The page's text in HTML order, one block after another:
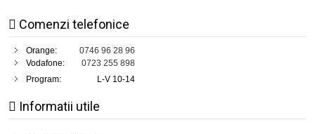
Comenzi telefonice
Orange:
0746 96 28 96
Vodafone:
0723 255 898
Program:
L-V 10-14
Informatii utile